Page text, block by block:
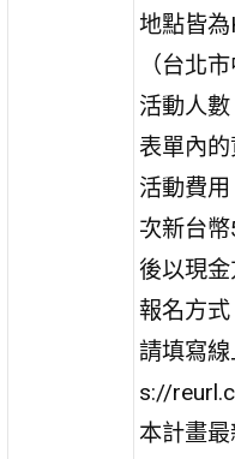
地點皆
（台北
活動人
表單內
活動費
次新台
後以現金
報名方
請填寫
s://
本計畫